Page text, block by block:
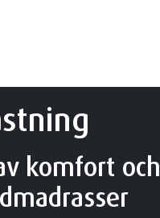
komfort och